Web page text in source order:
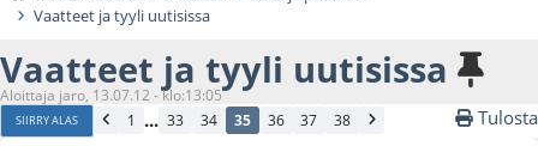
Vaatteet ja tyyli uutisissa
Vaatteet ja tyyli uutisissa
Aloittaja jaro, 13.07.12 - klo:13:05
SIIRRY ALAS 1 ... 33 34 35 36 37 38 Tulosta